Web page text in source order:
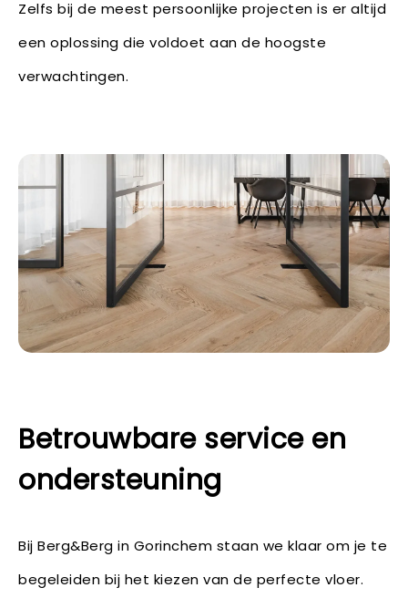
Zelfs bij de meest persoonlijke projecten is er altijd
een oplossing die voldoet aan de hoogste
verwachtingen.
Betrouwbare service en
ondersteuning
Bij Berg&Berg in Gorinchem staan we klaar om je te
begeleiden bij het kiezen van de perfecte vloer.